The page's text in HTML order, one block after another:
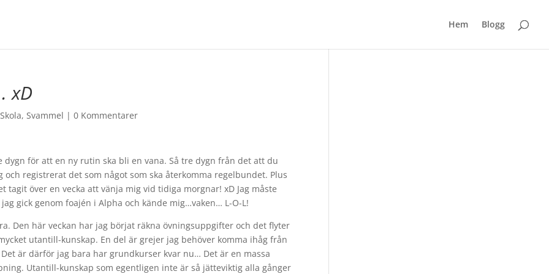
Hem Blogg
xD
Skola,Svammel |0 Kommentarer
dygn för att en ny rutin ska bli en vana. Så tre dygn från det att du
registrerat det som något som ska återkomma regelbundet. Plus
tagit över en vecka att vänja mig vid tidiga morgnar! xD Jag måste
gick genom foajén i Alpha och kände mig…vaken… L-O-L!
Den här veckan har jag börjat räkna övningsuppgifter och det flyter
utantill-kunskap. En del är grejer jag behöver komma ihåg från
är därför jag bara har grundkurser kvar nu… Det är en massa
Utantill-kunskap som egentligen inte är så jätteviktig alla gånger